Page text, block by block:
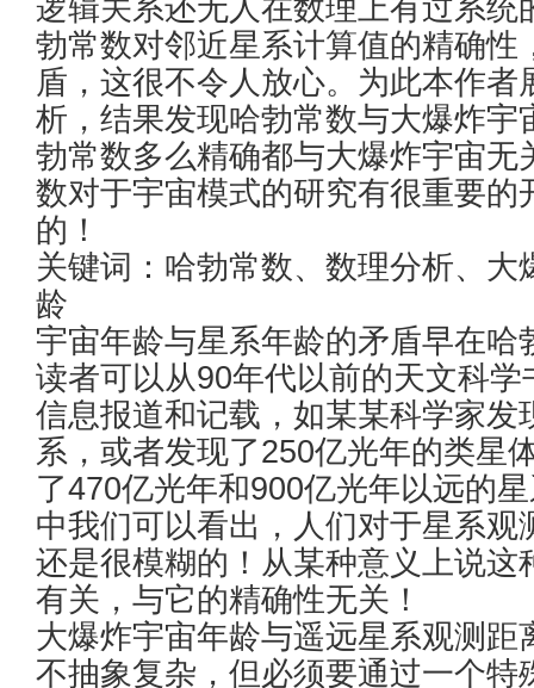
逻辑关系还无人在数理上有过系
勃常数对邻近星系计算值的精确
盾，这很不令人放心。为此本作
析，结果发现哈勃常数与大爆炸
勃常数多么精确都与大爆炸宇宙
数对于宇宙模式的研究有很重要
的！
关键词：哈勃常数、数理分析、
龄
宇宙年龄与星系年龄的矛盾早在
读者可以从90年代以前的天文科
信息报道和记载，如某某科学家发
系，或者发现了250亿光年的类星
了470亿光年和900亿光年以远的
中我们可以看出，人们对于星系
还是很模糊的！从某种意义上说
有关，与它的精确性无关！
大爆炸宇宙年龄与遥远星系观测
不抽象复杂，但必须要通过一个